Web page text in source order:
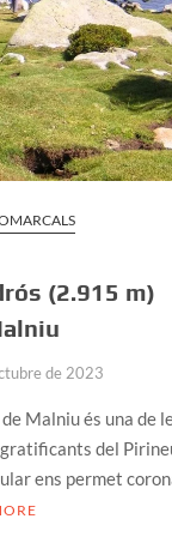
(2.915 m)
de 2023
Malniu és una de
del
ens permet